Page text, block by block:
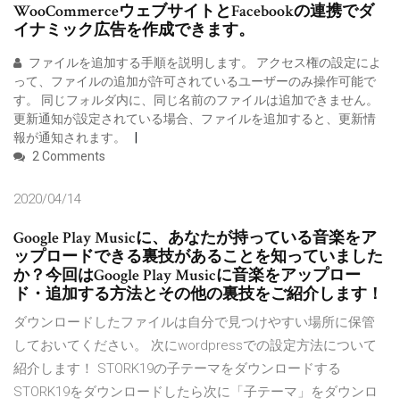
WooCommerceウェブサイトとFacebookの連携でダ
イナミック広告を作成できます。
ファイルを追加する手順を説明します。 アクセス権の設定によ
って、ファイルの追加が許可されているユーザーのみ操作可能で
す。 同じフォルダ内に、同じ名前のファイルは追加できません。
更新通知が設定されている場合、ファイルを追加すると、更新情
報が通知されます。
2 Comments
2020/04/14
Google Play Musicに、あなたが持っている音楽をア
ップロードできる裏技があることを知っていました
か？今回はGoogle Play Musicに音楽をアップロー
ド・追加する方法とその他の裏技をご紹介します！
ダウンロードしたファイルは自分で見つけやすい場所に保管
しておいてください。 次にwordpressでの設定方法について
紹介します！ STORK19の子テーマをダウンロードする
STORK19をダウンロードしたら次に「子テーマ」をダウンロ